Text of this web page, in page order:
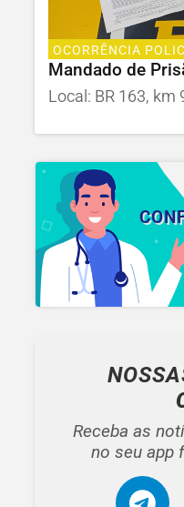
OCORRÊNCIA
Mandado de
Local: BR 163, km
Receba as
no seu app